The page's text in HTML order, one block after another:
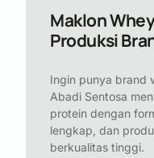
Maklon
Produksi
Ingin punya brand
Abadi Sentosa
protein dengan
lengkap, dan
berkualitas tinggi.